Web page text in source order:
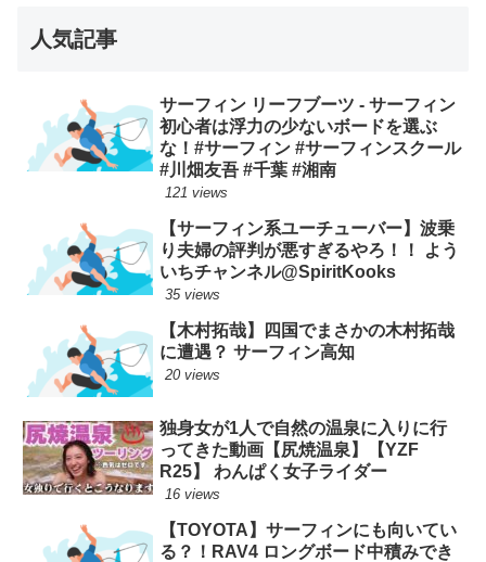
人気記事
サーフィン リーフブーツ - サーフィン
初心者は浮力の少ないボードを選ぶ
な！#サーフィン #サーフィンスクール
#川畑友吾 #千葉 #湘南
121 views
【サーフィン系ユーチューバー】波乗
り夫婦の評判が悪すぎるやろ！！ よう
いちチャンネル@SpiritKooks
35 views
【木村拓哉】四国でまさかの木村拓哉
に遭遇？ サーフィン高知
20 views
独身女が1人で自然の温泉に入りに行
ってきた動画【尻焼温泉】【YZF
R25】 わんぱく女子ライダー
16 views
【TOYOTA】サーフィンにも向いてい
る？！RAV4 ロングボード中積みでき